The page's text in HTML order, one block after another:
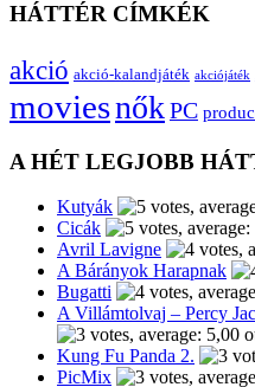
HÁTTÉR CÍMKÉK
akció akció-kalandjáték akciójáték
moviesnőkPC
A HÉT LEGJOBB
Kutyák
Cicák
Avril Lavigne
A Bárányok Harapnak
Bugatti
A Villámtolvaj – Percy
Kung Fu Panda 2.
PicMix